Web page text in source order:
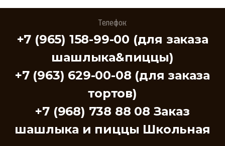
Телефон:
+7 (965) 158-99-00 (для заказа
шашлыка&пиццы)
+7 (963) 629-00-08 (для заказа
тортов)
+7 (968) 738 88 08 Заказ
шашлыка и пиццы Школьная